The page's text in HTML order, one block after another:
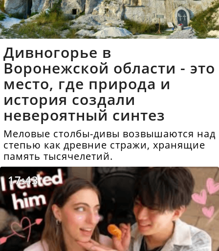
Дивногорье в
Воронежской области - это
место, где природа и
история создали
невероятный синтез
Меловые столбы-дивы возвышаются над
степью как древние стражи, хранящие
память тысячелетий.
17:43